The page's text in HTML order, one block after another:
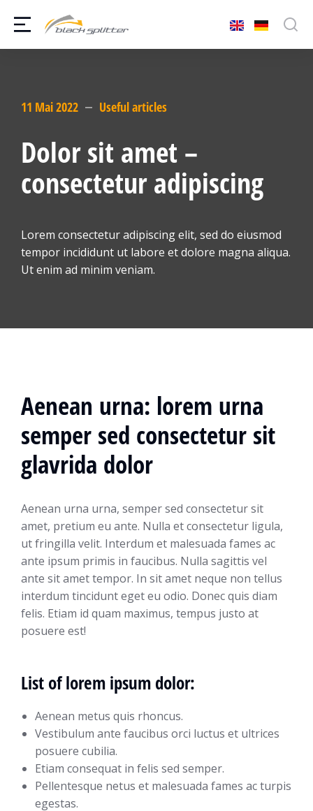
11 Mai 2022 Useful articles
Dolor sit amet –
consectetur adipiscing
Lorem consectetur adipiscing elit, sed do eiusmod
tempor incididunt ut labore et dolore magna aliqua.
Ut enim ad minim veniam.
Aenean urna: lorem urna
semper sed consectetur sit
glavrida dolor
Aenean urna urna, semper sed consectetur sit
amet, pretium eu ante. Nulla et consectetur ligula,
ut fringilla velit. Interdum et malesuada fames ac
ante ipsum primis in faucibus. Nulla sagittis vel
ante sit amet tempor. In sit amet neque non tellus
interdum tincidunt eget eu odio. Donec quis diam
felis. Etiam id quam maximus, tempus justo at
posuere est!
List of lorem ipsum dolor:
Aenean metus quis rhoncus.
Vestibulum ante faucibus orci luctus et ultrices
posuere cubilia.
Etiam consequat in felis sed semper.
Pellentesque netus et malesuada fames ac turpis
egestas.